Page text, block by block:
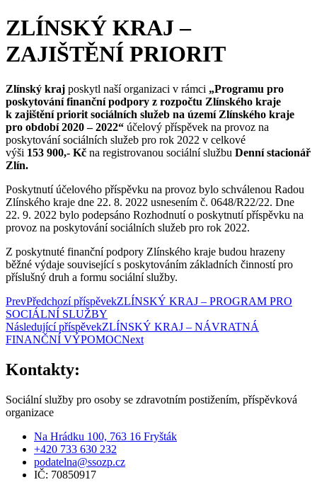
ZLÍNSKÝ KRAJ –
ZAJIŠTĚNÍ PRIORIT
Zlínský kraj poskytl naší organizaci v rámci „Programu pro
poskytování finanční podpory z rozpočtu Zlínského kraje
k zajištění priorit sociálních služeb na území Zlínského kraje
pro období 2020 – 2022“ účelový příspěvek na provoz na
poskytování sociálních služeb pro rok 2022 v celkové
výši 153 900,- Kč na registrovanou sociální službu Denní stacionář
Zlín.
Poskytnutí účelového příspěvku na provoz bylo schválenou Radou
Zlínského kraje dne 22. 8. 2022 usnesením č. 0648/R22/22. Dne
22. 9. 2022 bylo podepsáno Rozhodnutí o poskytnutí příspěvku na
provoz na poskytování sociálních služeb pro rok 2022.
Z poskytnuté finanční podpory Zlínského kraje budou hrazeny
běžné výdaje související s poskytováním základních činností pro
příslušný druh a formu sociální služby.
PrevPředchozí příspěvekZLÍNSKÝ KRAJ – PROGRAM PRO
SOCIÁLNÍ SLUŽBY
Následující příspěvekZLÍNSKÝ KRAJ – NÁVRATNÁ
FINANČNÍ VÝPOMOCNext
Kontakty:
Sociální služby pro osoby se zdravotním postižením, příspěvková
organizace
Na Hrádku 100, 763 16 Fryšták
+420 733 630 232
podatelna@ssozp.cz
IČ: 70850917